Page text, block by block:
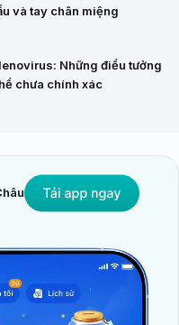
và tay chân miệng
Những điều tưởng
chưa chính xác